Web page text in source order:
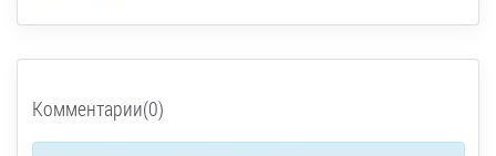
Комментарии(0)